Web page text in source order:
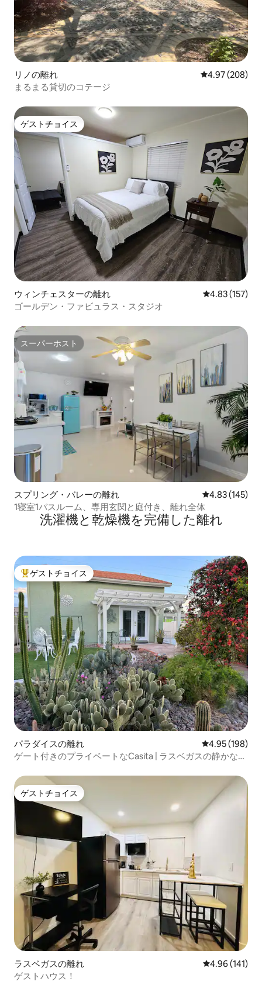
リノの離れ レビュー208
4.97 (208)
まるまる貸切のコテージ
ゲストチョイス
ゲストチョイス
ウィンチェスターの離れ レビュー157
4.83 (157)
ゴールデン・ファビュラス・スタジオ
スーパーホスト
スーパーホスト
スプリング・バレーの離れ レビュー145
4.83 (145)
1寝室1バスルーム、専用玄関と庭付き、離れ全体
洗濯機と乾燥機を完備した離れ
大好評のゲストチョイスです。
ゲストチョイス
パラダイスの離れ レビュー198
4.95 (198)
ゲート付きのプライベートなCasita | ラスベガスの静かな隠
ゲストチョイス
ゲストチョイス
ラスベガスの離れ レビュー141
4.96 (141)
ゲストハウス！